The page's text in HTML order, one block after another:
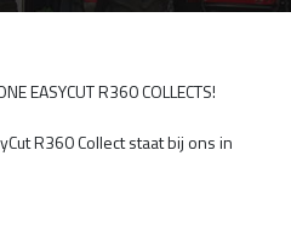
EASYCUT R360 COLLECTS!
R360 Collect staat bij ons in